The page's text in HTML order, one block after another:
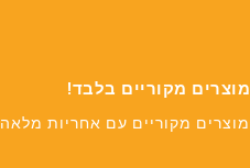
מוצרים מקוריים בלבד!
מוצרים מקוריים עם אחריות מלאה